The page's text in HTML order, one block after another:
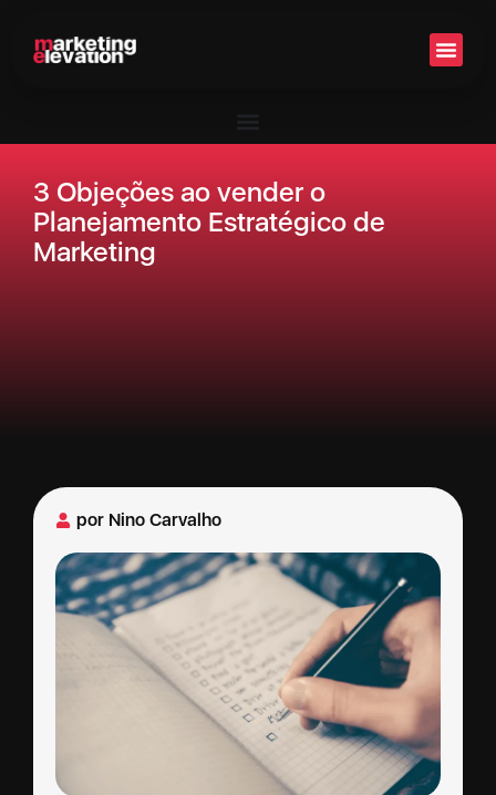
3 Objeções ao vender o
Planejamento Estratégico de
Marketing
por Nino Carvalho